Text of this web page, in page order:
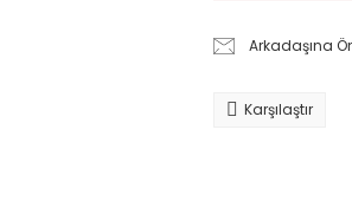
Arkadaşına
Karşılaştır